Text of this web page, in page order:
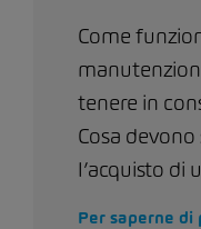
Come
tenere in
Cosa
l’acquisto di
Per saperne di